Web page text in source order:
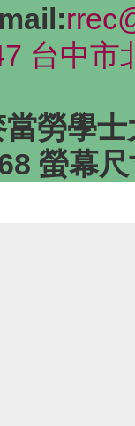
mail:
台中市
勞學
螢幕